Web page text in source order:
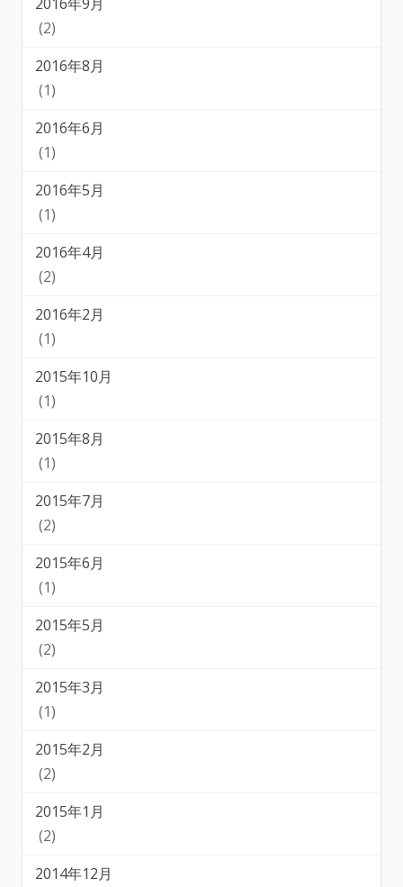
2016年9月
(2)
2016年8月
(1)
2016年6月
(1)
2016年5月
(1)
2016年4月
(2)
2016年2月
(1)
2015年10月
(1)
2015年8月
(1)
2015年7月
(2)
2015年6月
(1)
2015年5月
(2)
2015年3月
(1)
2015年2月
(2)
2015年1月
(2)
2014年12月